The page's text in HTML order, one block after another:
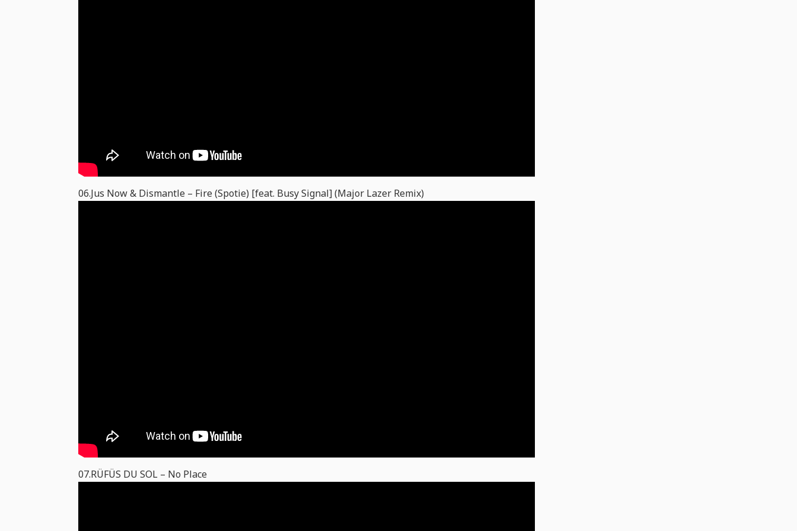
06.Jus Now & Dismantle – Fire (Spotie) [feat. Busy Signal] (Major Lazer Remix)
07.RÜFÜS DU SOL – No Place